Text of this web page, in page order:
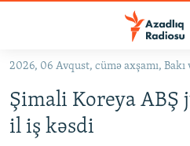
Əsas
qayıt
Əsas
naviqasiyaya
#İZAHLA
KORRUPSIOMETR
2026, 06 Avqust, cümə axşamı, Bakı
Şimali Koreya ABŞ
il iş kəsdi